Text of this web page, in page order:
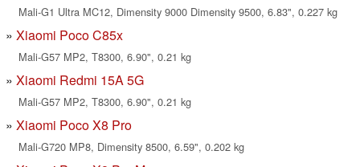
Mali-G1 Ultra MC12, Dimensity 9000 Dimensity 9500, 6.83", 0.227 kg
Xiaomi Poco C85x
Mali-G57 MP2, T8300, 6.90", 0.21 kg
Xiaomi Redmi 15A 5G
Mali-G57 MP2, T8300, 6.90", 0.21 kg
Xiaomi Poco X8 Pro
Mali-G720 MP8, Dimensity 8500, 6.59", 0.202 kg